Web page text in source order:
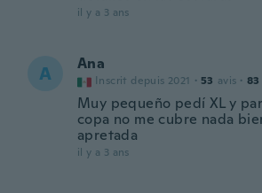
il y a 3 ans
A Ana
Inscrit depuis 2021 · 53 avis · 83
Muy pequeño pedí XL y
copa no me cubre nada
apretada
il y a 3 ans